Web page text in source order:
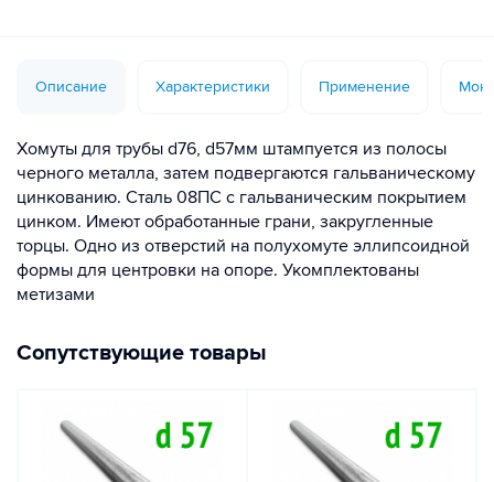
Описание Характеристики Применение
Хомуты для трубы d76, d57мм штампуется из полосы
черного металла, затем подвергаются гальваническому
цинкованию. Сталь 08ПС с гальваническим покрытием
цинком. Имеют обработанные грани, закругленные
торцы. Одно из отверстий на полухомуте эллипсоидной
формы для центровки на опоре. Укомплектованы
метизами
Сопутствующие товары